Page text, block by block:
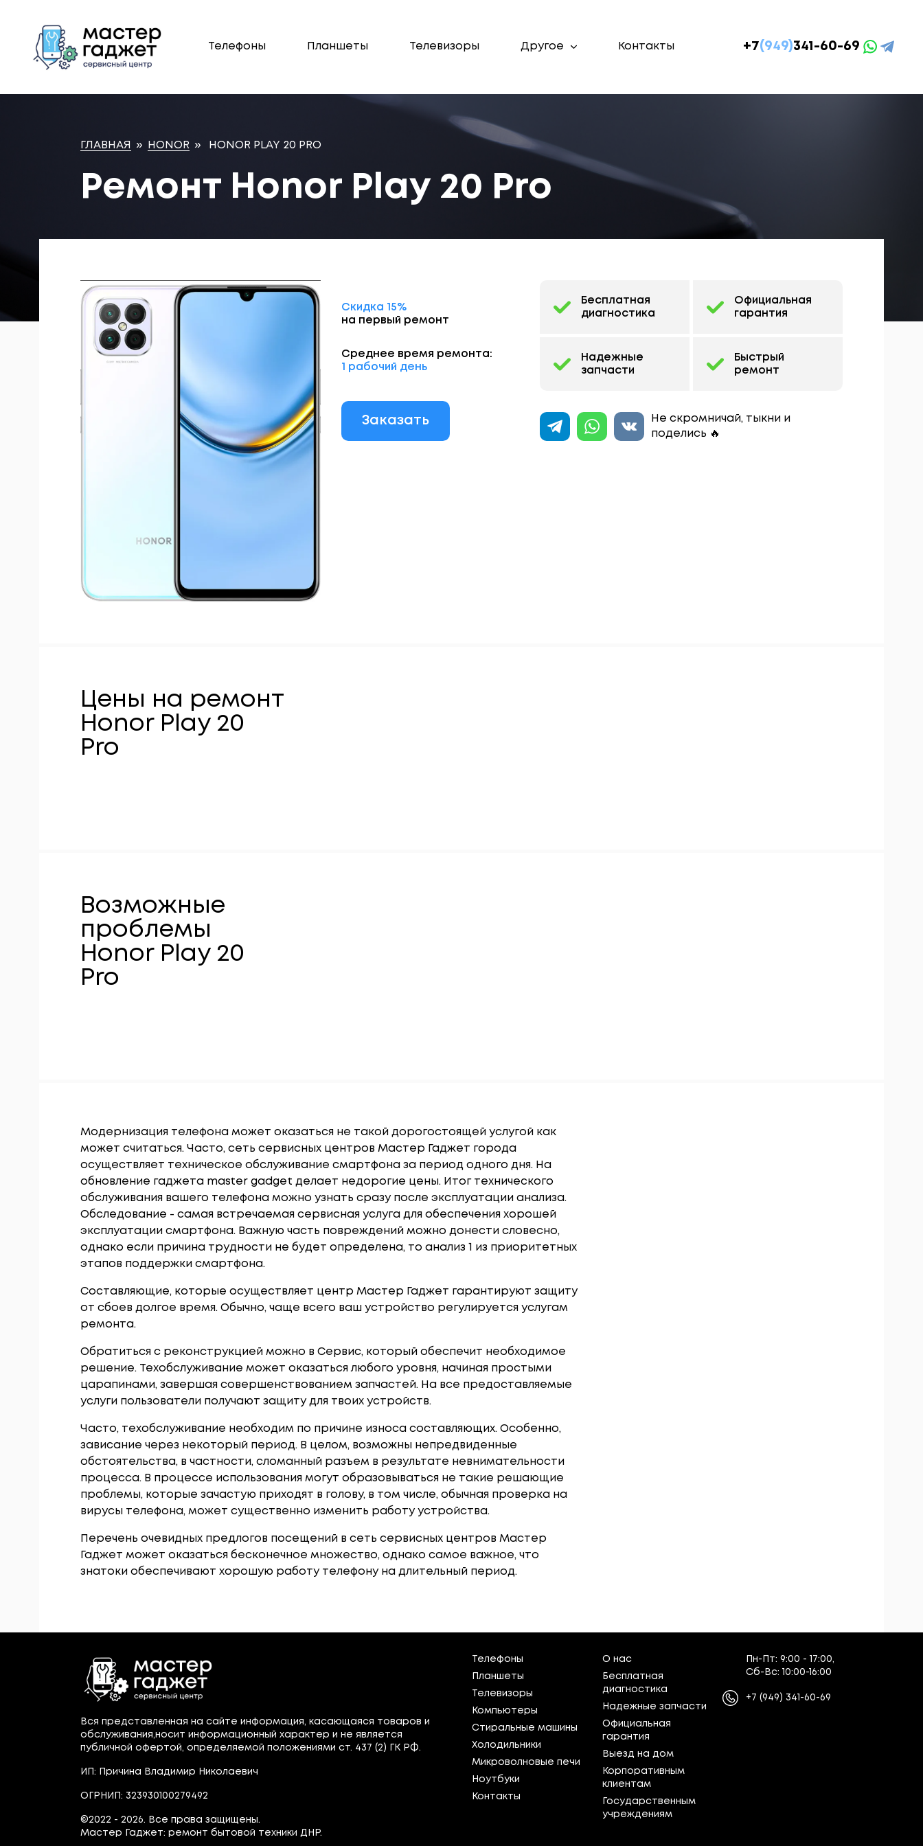
Телефоны Планшеты Телевизоры Другое Контакты +7(949)341-60-69
ГЛАВНАЯ » HONOR » HONOR PLAY 20 PRO
Ремонт Honor Play 20 Pro
Скидка 15%
на первый ремонт
Среднее время ремонта:
1 рабочий день
Заказать
Бесплатная
диагностика
Официальная
гарантия
Надежные
запчасти
Быстрый
ремонт
Не скромничай, тыкни и
поделись 🔥
Цены на ремонт
Honor Play 20
Pro
Возможные
проблемы
Honor Play 20
Pro
Модернизация телефона может оказаться не такой дорогостоящей услугой как
может считаться. Часто, сеть сервисных центров Мастер Гаджет города
осуществляет техническое обслуживание смартфона за период одного дня. На
обновление гаджета master gadget делает недорогие цены. Итог технического
обслуживания вашего телефона можно узнать сразу после эксплуатации анализа.
Обследование - самая встречаемая сервисная услуга для обеспечения хорошей
эксплуатации смартфона. Важную часть повреждений можно донести словесно,
однако если причина трудности не будет определена, то анализ 1 из приоритетных
этапов поддержки смартфона.
Составляющие, которые осуществляет центр Мастер Гаджет гарантируют защиту
от сбоев долгое время. Обычно, чаще всего ваш устройство регулируется услугам
ремонта.
Обратиться с реконструкцией можно в Сервис, который обеспечит необходимое
решение. Техобслуживание может оказаться любого уровня, начиная простыми
царапинами, завершая совершенствованием запчастей. На все предоставляемые
услуги пользователи получают защиту для твоих устройств.
Часто, техобслуживание необходим по причине износа составляющих. Особенно,
зависание через некоторый период. В целом, возможны непредвиденные
обстоятельства, в частности, сломанный разъем в результате невнимательности
процесса. В процессе использования могут образовываться не такие решающие
проблемы, которые зачастую приходят в голову, в том числе, обычная проверка на
вирусы телефона, может существенно изменить работу устройства.
Перечень очевидных предлогов посещений в сеть сервисных центров Мастер
Гаджет может оказаться бесконечное множество, однако самое важное, что
знатоки обеспечивают хорошую работу телефону на длительный период.
Вся представленная на сайте информация, касающаяся товаров и
обслуживания,носит информационный характер и не является
публичной офертой, определяемой положениями ст. 437 (2) ГК РФ.
ИП: Причина Владимир Николаевич
ОГРНИП: 323930100279492
©2022 - 2026. Все права защищены.
Мастер Гаджет: ремонт бытовой техники ДНР.
Телефоны
Планшеты
Телевизоры
Компьютеры
Стиральные машины
Холодильники
Микроволновые печи
Ноутбуки
Контакты
О нас
Бесплатная
диагностика
Надежные запчасти
Официальная
гарантия
Выезд на дом
Корпоративным
клиентам
Государственным
учреждениям
Пн-Пт: 9:00 - 17:00,
Сб-Вс: 10:00-16:00
+7 (949) 341-60-69